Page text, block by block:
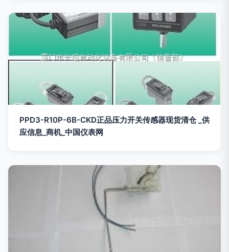
PPD3-R10P-6B-CKD正品压力开关传感器现货清仓 _供
应信息_商机_中国仪表网